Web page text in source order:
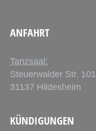
ANFAHRT
Tanzsaal:
Steuerwalder Str. 101
31137 Hildesheim
KÜNDIGUNGEN